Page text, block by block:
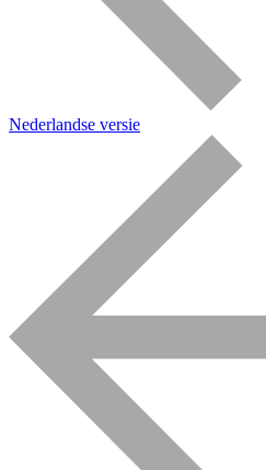
Nederlandse versie